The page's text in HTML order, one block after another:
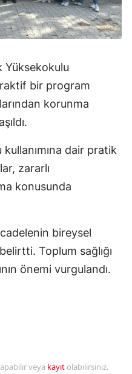
Yüksekokulu
bir program
korunma
dair pratik
zararlı
konusunda
bireysel
Toplum sağlığı
önemi vurgulandı.
veya kayıt olabilirsiniz.